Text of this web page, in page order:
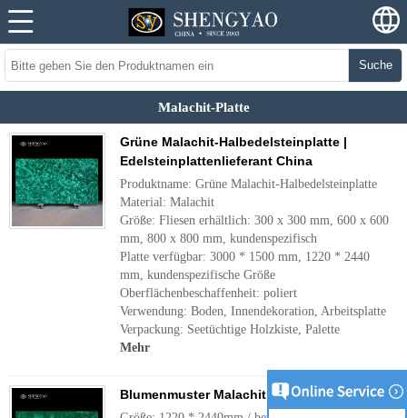
Suche
Malachit-Platte
Grüne Malachit-Halbedelsteinplatte |
Edelsteinplattenlieferant China
Produktname: Grüne Malachit-Halbedelsteinplatte
Material: Malachit
Größe: Fliesen erhältlich: 300 x 300 mm, 600 x 600
mm, 800 x 800 mm, kundenspezifisch
Platte verfügbar: 3000 * 1500 mm, 1220 * 2440
mm, kundenspezifische Größe
Oberflächenbeschaffenheit: poliert
Verwendung: Boden, Innendekoration, Arbeitsplatte
Verpackung: Seetüchtige Holzkiste, Palette
Mehr
Blumenmuster Malachit Edelsteinplatte